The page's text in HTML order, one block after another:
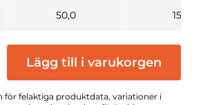
50,0 152,0
Lägg till i varukorgen
för felaktiga produktdata, variationer i